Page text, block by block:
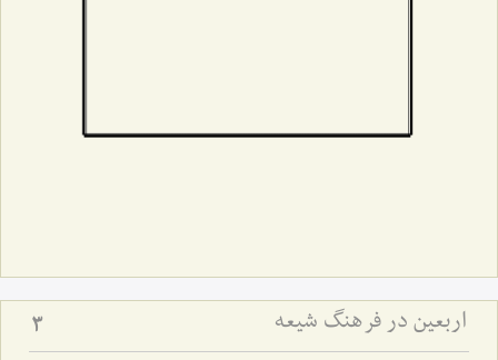
اربعین در فرهنگ شیعه 3